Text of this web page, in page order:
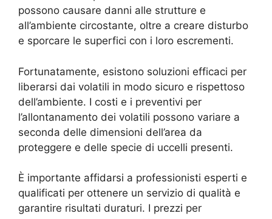
possono causare danni alle strutture e
all’ambiente circostante, oltre a creare disturbo
e sporcare le superfici con i loro escrementi.
Fortunatamente, esistono soluzioni efficaci per
liberarsi dai volatili in modo sicuro e rispettoso
dell’ambiente. I costi e i preventivi per
l’allontanamento dei volatili possono variare a
seconda delle dimensioni dell’area da
proteggere e delle specie di uccelli presenti.
È importante affidarsi a professionisti esperti e
qualificati per ottenere un servizio di qualità e
garantire risultati duraturi. I prezzi per